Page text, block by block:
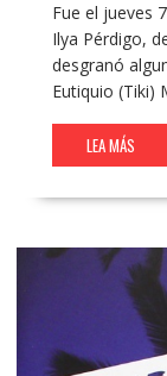
Fue el jueves
Ilya Pérdigo,
desgranó
Eutiquio (Tiki)
LEA MÁS